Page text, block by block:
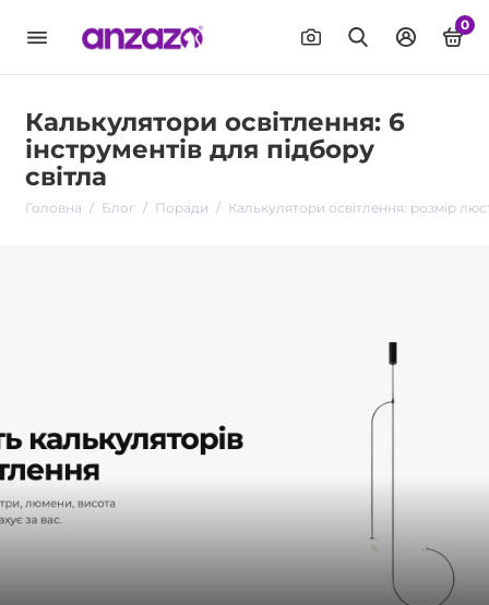
0
Калькулятори освітлення: 6
інструментів для підбору
світла
Головна Блог Поради Калькулятори освітлення: розмір